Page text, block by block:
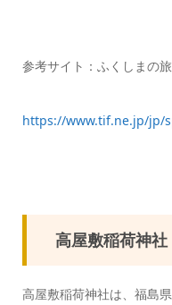
参考サイト：ふくしまの旅
https://www.tif.ne.jp/jp/
高屋敷稲荷神社
高屋敷稲荷神社は、福島